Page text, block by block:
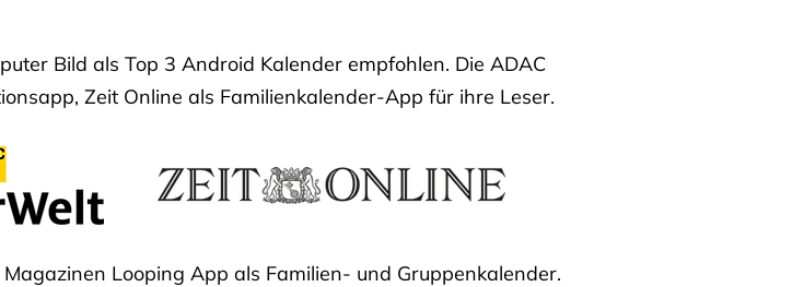
Bild als Top 3 Android Kalender empfohlen. Die ADAC
Zeit Online als Familienkalender-App für ihre Leser.
Looping App als Familien- und Gruppenkalender.